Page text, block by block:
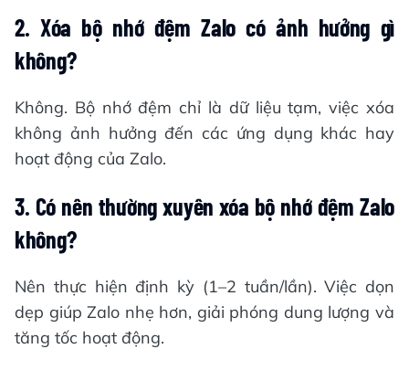
2. Xóa bộ nhớ đệm Zalo có ảnh hưởng gì
không?
Không. Bộ nhớ đệm chỉ là dữ liệu tạm, việc xóa
không ảnh hưởng đến các ứng dụng khác hay
hoạt động của Zalo.
3. Có nên thường xuyên xóa bộ nhớ đệm Zalo
không?
Nên thực hiện định kỳ (1–2 tuần/lần). Việc dọn
dẹp giúp Zalo nhẹ hơn, giải phóng dung lượng và
tăng tốc hoạt động.